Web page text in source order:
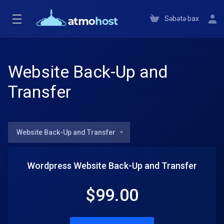
Səbətə bax
Website Back-Up and
Transfer
Website Back-Up and Transfer
Wordpress Website Back-Up and Transfer
$99.00